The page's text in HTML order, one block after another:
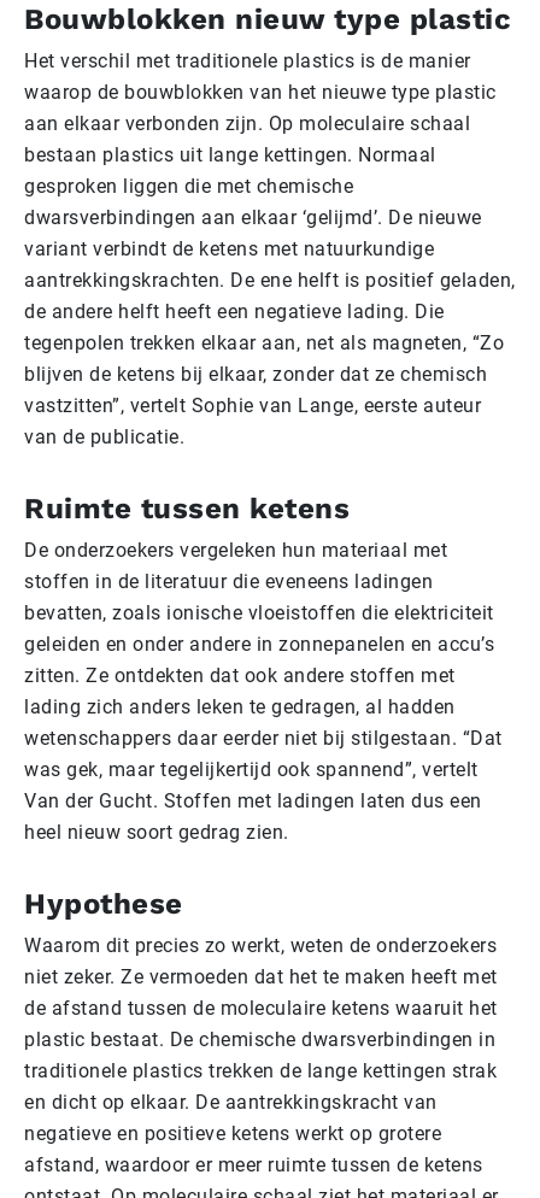
Bouwblokken nieuw type plastic
Het verschil met traditionele plastics is de manier
waarop de bouwblokken van het nieuwe type plastic
aan elkaar verbonden zijn. Op moleculaire schaal
bestaan plastics uit lange kettingen. Normaal
gesproken liggen die met chemische
dwarsverbindingen aan elkaar ‘gelijmd’. De nieuwe
variant verbindt de ketens met natuurkundige
aantrekkingskrachten. De ene helft is positief geladen,
de andere helft heeft een negatieve lading. Die
tegenpolen trekken elkaar aan, net als magneten, “Zo
blijven de ketens bij elkaar, zonder dat ze chemisch
vastzitten”, vertelt Sophie van Lange, eerste auteur
van de publicatie.
Ruimte tussen ketens
De onderzoekers vergeleken hun materiaal met
stoffen in de literatuur die eveneens ladingen
bevatten, zoals ionische vloeistoffen die elektriciteit
geleiden en onder andere in zonnepanelen en accu’s
zitten. Ze ontdekten dat ook andere stoffen met
lading zich anders leken te gedragen, al hadden
wetenschappers daar eerder niet bij stilgestaan. “Dat
was gek, maar tegelijkertijd ook spannend”, vertelt
Van der Gucht. Stoffen met ladingen laten dus een
heel nieuw soort gedrag zien.
Hypothese
Waarom dit precies zo werkt, weten de onderzoekers
niet zeker. Ze vermoeden dat het te maken heeft met
de afstand tussen de moleculaire ketens waaruit het
plastic bestaat. De chemische dwarsverbindingen in
traditionele plastics trekken de lange kettingen strak
en dicht op elkaar. De aantrekkingskracht van
negatieve en positieve ketens werkt op grotere
afstand, waardoor er meer ruimte tussen de ketens